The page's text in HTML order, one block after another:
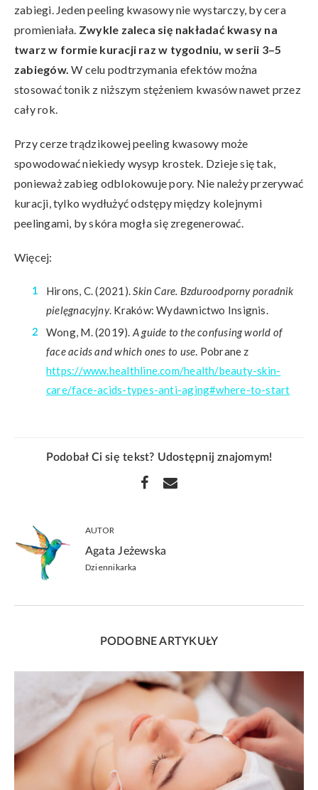
zabiegi. Jeden peeling kwasowy nie wystarczy, by cera
promieniała. Zwykle zaleca się nakładać kwasy na
twarz w formie kuracji raz w tygodniu, w serii 3–5
zabiegów. W celu podtrzymania efektów można
stosować tonik z niższym stężeniem kwasów nawet przez
cały rok.
Przy cerze trądzikowej peeling kwasowy może
spowodować niekiedy wysyp krostek. Dzieje się tak,
ponieważ zabieg odblokowuje pory. Nie należy przerywać
kuracji, tylko wydłużyć odstępy między kolejnymi
peelingami, by skóra mogła się zregenerować.
Więcej:
Hirons, C. (2021).Skin Care. Bzduroodporny poradnik
pielęgnacyjny. Kraków: Wydawnictwo Insignis.
Wong, M. (2019). A guide to the confusing world of
face acids and which ones to use. Pobrane z
https://www.healthline.com/health/beauty-skin-
care/face-acids-types-anti-aging#where-to-start
Podobał Ci się tekst? Udostępnij znajomym!
AUTOR
Agata Jeżewska
Dziennikarka
PODOBNE ARTYKUŁY